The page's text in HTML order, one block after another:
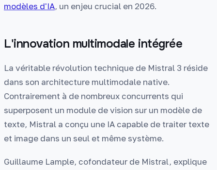
modèles d'IA, un enjeu crucial en 2026.
L'innovation multimodale intégrée
La véritable révolution technique de Mistral 3 réside
dans son architecture multimodale native.
Contrairement à de nombreux concurrents qui
superposent un module de vision sur un modèle de
texte, Mistral a conçu une IA capable de traiter texte
et image dans un seul et même système.
Guillaume Lample, cofondateur de Mistral, explique